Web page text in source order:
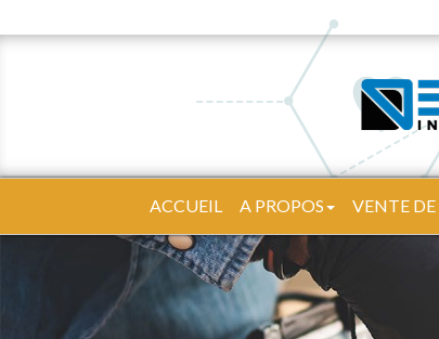
ACCUEIL A PROPOS VENTE DE